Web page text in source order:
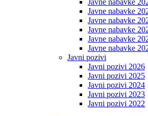
Javne nabavke
Javne nabavke
Javne nabavke
Javne nabavke
Javne nabavke
Javne nabavke
Javni pozivi
Javni pozivi 2026
Javni pozivi 2025
Javni pozivi 2024
Javni pozivi 2023
Javni pozivi 2022